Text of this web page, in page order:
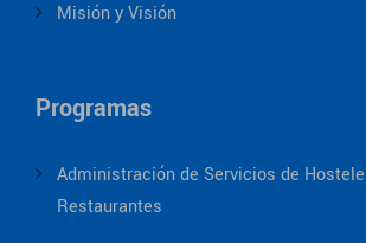
Misión y Visión
Programas
Administración de Servicios de
Restaurantes